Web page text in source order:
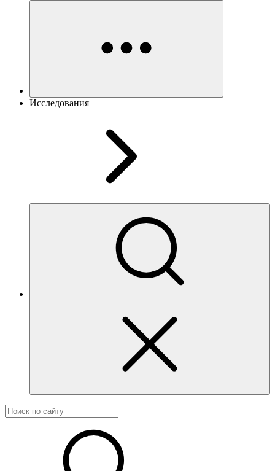
Исследования